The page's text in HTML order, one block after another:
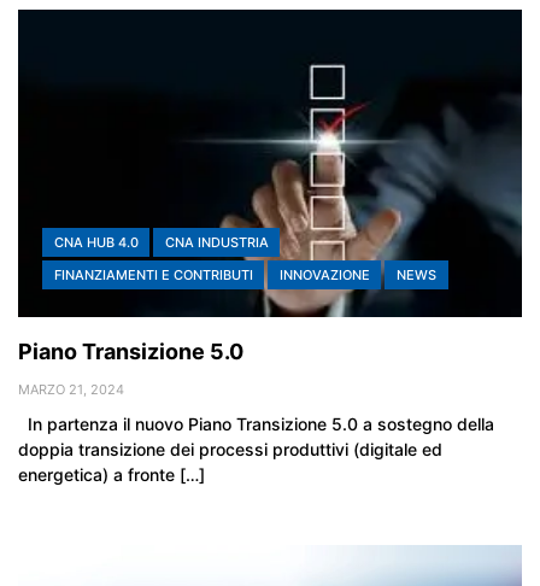
CNA HUB 4.0
CNA INDUSTRIA
FINANZIAMENTI E CONTRIBUTI
INNOVAZIONE NEWS
Piano Transizione 5.0
MARZO 21, 2024
In partenza il nuovo Piano Transizione 5.0 a sostegno della
doppia transizione dei processi produttivi (digitale ed
energetica) a fronte […]